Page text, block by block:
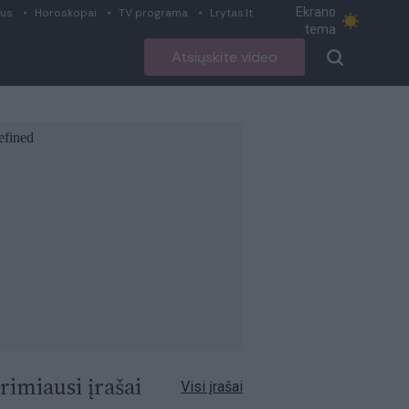
Horoskopai TV programa Lrytas.lt
Ekrano
tema
Atsiųskite video
įrašai Visi įrašai